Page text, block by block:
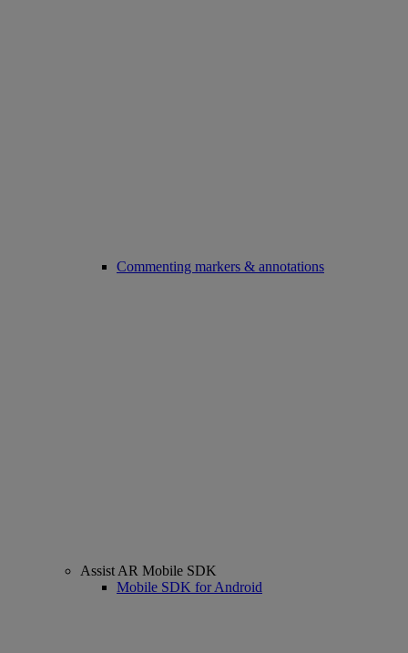
Commenting markers & annotations
Assist AR Mobile SDK
Mobile SDK for Android